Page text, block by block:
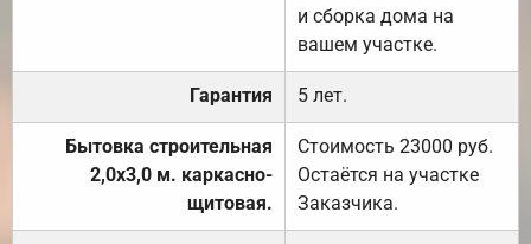
и сборка дома на
вашем участке.
Гарантия 5 лет.
Бытовка строительная
2,0х3,0 м. каркасно-
щитовая.
Стоимость 23000 руб.
Остаётся на участке
Заказчика.